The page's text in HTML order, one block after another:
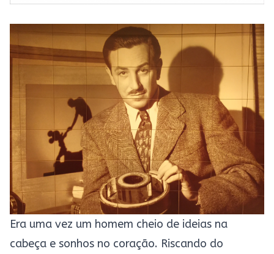
Era uma vez um homem cheio de ideias na
cabeça e sonhos no coração. Riscando do